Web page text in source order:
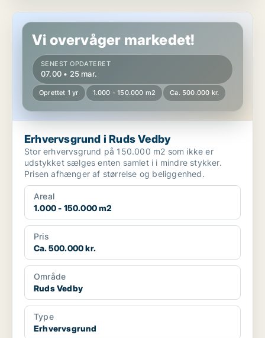
Erhvervsgrund i Ruds Vedby
Vi overvåger markedet!
SENEST OPDATERET
07.00 • 25 mar.
Oprettet 1 yr 1.000 - 150.000 m2 Ca. 500.000 kr.
Erhvervsgrund i Ruds Vedby
Stor erhvervsgrund på 150.000 m2 som ikke er
udstykket sælges enten samlet i i mindre stykker.
Prisen afhænger af størrelse og beliggenhed.
Areal
1.000 - 150.000 m2
Pris
Ca. 500.000 kr.
Område
Ruds Vedby
Type
Erhvervsgrund